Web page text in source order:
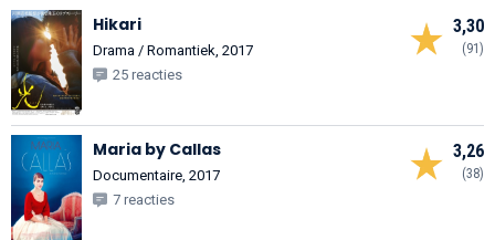
3,30
(91)
Hikari
Drama / Romantiek, 2017
25 reacties
3,26
(38)
Maria by Callas
Documentaire, 2017
7 reacties